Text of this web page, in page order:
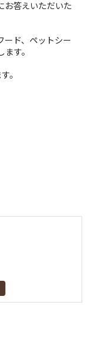
お答えいただいた
ド、ペットシー
す。
。